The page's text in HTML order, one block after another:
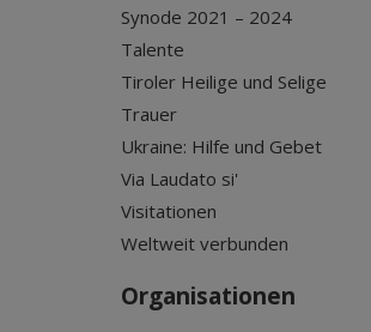
Synode 2021 – 2024
Talente
Tiroler Heilige und Selige
Trauer
Ukraine: Hilfe und Gebet
Via Laudato si'
Visitationen
Weltweit verbunden
Organisationen